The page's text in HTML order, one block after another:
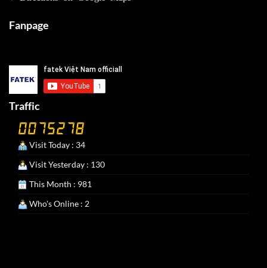
Fanpage
Traffic
Visit Today : 34
Visit Yesterday : 130
This Month : 981
Who's Online : 2